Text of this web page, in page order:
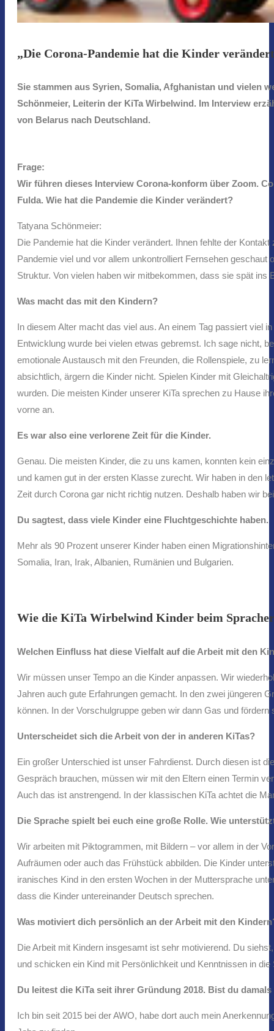
„Die Corona-Pandemie hat die Kinder
Sie stammen aus Syrien, Somalia, Afghanistan und vielen
Schönmeier, Leiterin der KiTa Wirbelwind. Im Interview
von Belarus nach Deutschland.
Frage:
Wir führen dieses Interview Corona-konform über Zoom.
Fulda. Wie hat die Pandemie die Kinder verändert?
Tatyana Schönmeier:
Die Pandemie hat die Kinder verändert. Ihnen fehlte der
Pandemie viel und vor allem unkontrolliert Fernsehen geschaut
Struktur. Von vielen haben wir mitbekommen, dass sie spät ins
Was macht das mit den Kindern?
In diesem Alter macht das viel aus. An einem Tag passiert viel
Entwicklung wurde bei vielen etwas gebremst. Ich sage nicht,
emotionale Austausch mit den Freunden, die Rollenspiele, zu
absichtlich, ärgern die Kinder nicht. Spielen Kinder mit
wurden. Die meisten Kinder unserer KiTa sprechen zu Hause
vorne an.
Es war also eine verlorene Zeit für die Kinder.
Genau. Die meisten Kinder, die zu uns kamen, konnten kein
und kamen gut in der ersten Klasse zurecht. Wir haben in den
Zeit durch Corona gar nicht richtig nutzen. Deshalb haben wir
Du sagtest, dass viele Kinder eine Fluchtgeschichte haben.
Mehr als 90 Prozent unserer Kinder haben einen
Somalia, Iran, Irak, Albanien, Rumänien und Bulgarien.
Wie die KiTa Wirbelwind Kinder beim
Welchen Einfluss hat diese Vielfalt auf die Arbeit mit den
Wir müssen unser Tempo an die Kinder anpassen. Wir
Jahren auch gute Erfahrungen gemacht. In den zwei jüngeren
können. In der Vorschulgruppe geben wir dann Gas und fördern
Unterscheidet sich die Arbeit von der in anderen KiTas?
Ein großer Unterschied ist unser Fahrdienst. Durch diesen ist
Gespräch brauchen, müssen wir mit den Eltern einen Termin
Auch das ist anstrengend. In der klassischen KiTa achtet die
Die Sprache spielt bei euch eine große Rolle. Wie
Wir arbeiten mit Piktogrammen, mit Bildern – vor allem in der
Aufräumen oder auch das Frühstück abbilden. Die Kinder
iranisches Kind in den ersten Wochen in der Muttersprache
dass die Kinder untereinander Deutsch sprechen.
Was motiviert dich persönlich an der Arbeit mit den
Die Arbeit mit Kindern insgesamt ist sehr motivierend. Du
und schicken ein Kind mit Persönlichkeit und Kenntnissen in
Du leitest die KiTa seit ihrer Gründung 2018. Bist du
Ich bin seit 2015 bei der AWO, habe dort auch mein